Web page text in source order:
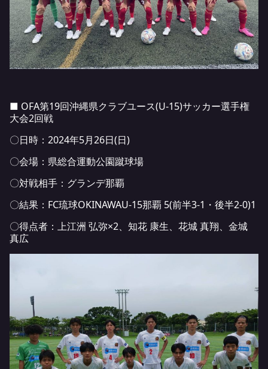
■ OFA第19回沖縄県クラブユース(U-15)サッカー選手権
大会2回戦
〇日時：2024年5月26日(日)
〇会場：県総合運動公園蹴球場
〇対戦相手：グランデ那覇
〇結果：FC琉球OKINAWAU-15那覇 5(前半3-1・後半2-0)1
〇得点者：上江洲 弘弥×2、知花 康生、花城 真翔、金城
真広